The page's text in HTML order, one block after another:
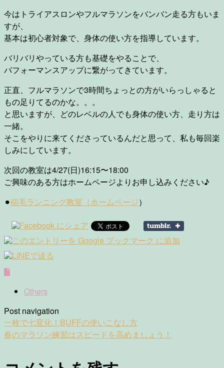
今はトライアスロンやフルマラソンをバンバン走る方もいま
すが、
基本は初心者対象で、身体の使い方を指導しています。
バリバリやっている方も基礎をやることで、
パフォーマンスアップに繋がってきています。
正直、フルマラソンで3時間ちょっとの方がいらっしゃると
もの足りてるのかな。。。
と思いますが、どのレベルの人でも身体の使い方、走り方は
一緒。
そこをやりに来てくださっているんだと思って、私も毎回楽
しみにしています。
次回の教室は4/27(日)16:15〜18:00
ご興味のある方はホームページよりお申し込みください♪
⚫︎稲毛ランニング教室（ホームページ）
Others
Post navigation
一枚で七変化！BUFFの使いこなし方
春のマラソン練習はスピードを高めましょう！